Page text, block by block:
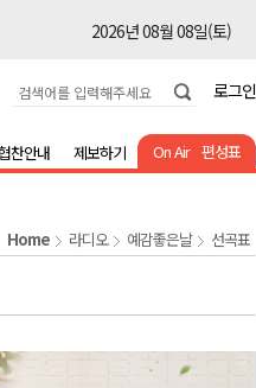
2026년 08월 08일(토)
2026년 08월 08일(토)
2026년 08월 08일(토)
2026년 08월 08일(토)
2026년 08월 08일(토)
로그인
On Air 편성표
찬안내 제보하기
Home 라디오 예감좋은날 선곡표